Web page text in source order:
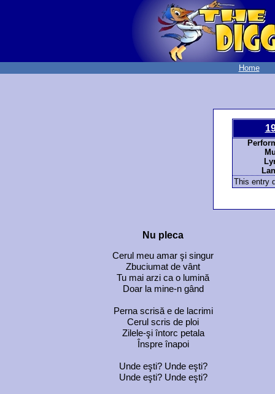
Home
This entry
Nu pleca
Cerul meu amar şi singur
Zbuciumat de vânt
Tu mai arzi ca o lumină
Doar la mine-n gând
Perna scrisă e de lacrimi
Cerul scris de ploi
Zilele-şi întorc petala
Înspre înapoi
Unde eşti? Unde eşti?
Unde eşti? Unde eşti?